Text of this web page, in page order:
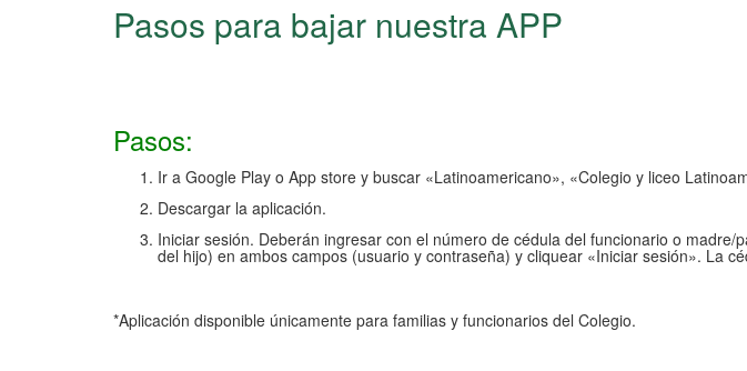
Pasos para bajar nuestra APP
Pasos:
Ir a Google Play o App store y buscar «Latinoamericano», «Colegio y liceo
Descargar la aplicación.
Iniciar sesión. Deberán ingresar con el número de cédula del funcionario o madre/
del hijo) en ambos campos (usuario y contraseña) y cliquear «Iniciar sesión». La
*Aplicación disponible únicamente para familias y funcionarios del Colegio.